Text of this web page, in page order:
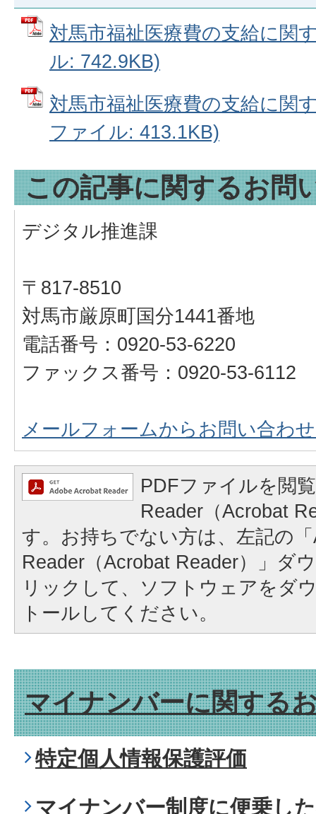
対馬市福祉医療費の支給に関
ル: 742.9KB)
対馬市福祉医療費の支給に関
ファイル: 413.1KB)
この記事に関するお問
デジタル推進課
〒817-8510
対馬市厳原町国分1441番地
電話番号：0920-53-6220
ファックス番号：0920-53-6112
メールフォームからお問い合わ
PDFファイルを閲
Reader（Acrobat
す。お持ちでない方は、左記の
Reader（Acrobat Reader）」ダ
リックして、ソフトウェアをダ
トールしてください。
マイナンバーに関する
特定個人情報保護評価
マイナンバー制度に便乗し